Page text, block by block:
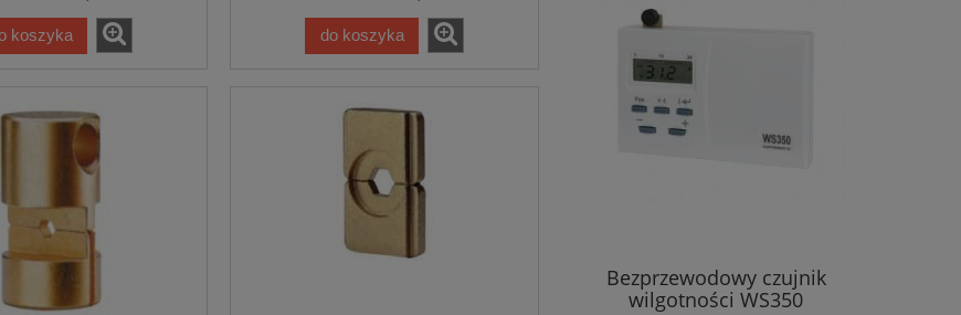
koszyka do koszyka
Bezprzewodowy czujnik
wilgotności WS350